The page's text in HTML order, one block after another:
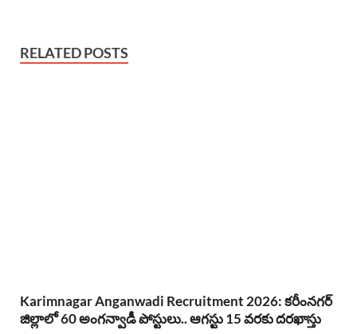
RELATED POSTS
Karimnagar Anganwadi Recruitment 2026: కరీంనగర్
జిల్లాలో 60 అంగన్వాడీ పోస్టులు.. ఆగస్టు 15 వరకు దరఖాస్తు